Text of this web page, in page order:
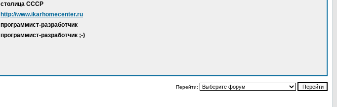
столица СССР
http://www.ikarhomecenter.ru
программист-разработчик
программист-разработчик ;-)
Перейти: